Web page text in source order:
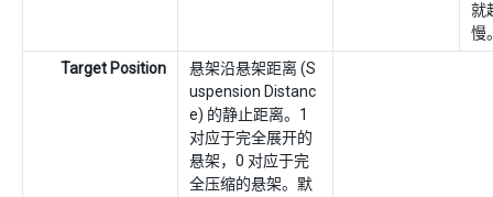
就
慢
Target Position
悬架沿悬架距离 (S
uspension Distanc
e) 的静止距离。1
对应于完全展开的
悬架，0 对应于完
全压缩的悬架。默